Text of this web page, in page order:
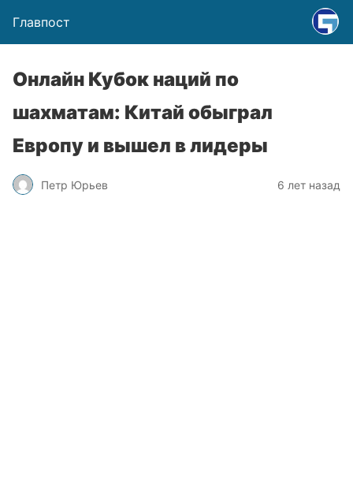
Главпост
Онлайн Кубок наций по
шахматам: Китай обыграл
Европу и вышел в лидеры
Петр Юрьев 6 лет назад